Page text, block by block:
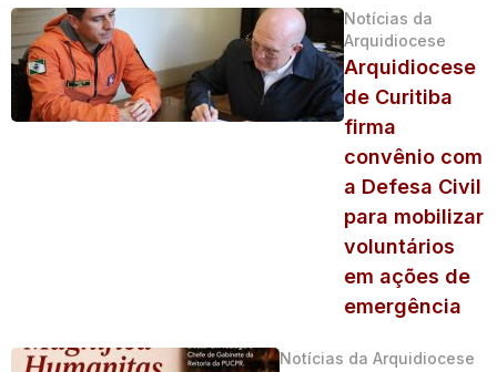
Notícias da
Arquidiocese
Arquidiocese
de Curitiba
firma
convênio com
a Defesa Civil
para mobilizar
voluntários
em ações de
emergência
Notícias da Arquidiocese